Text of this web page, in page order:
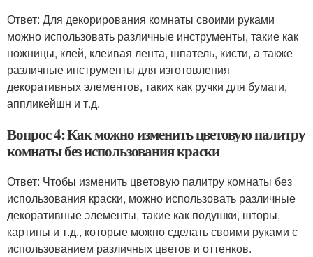
Ответ: Для декорирования комнаты своими руками
можно использовать различные инструменты, такие как
ножницы, клей, клеивая лента, шпатель, кисти, а также
различные инструменты для изготовления
декоративных элементов, таких как ручки для бумаги,
аппликейшн и т.д.
Вопрос 4: Как можно изменить цветовую палитру
комнаты без использования краски
Ответ: Чтобы изменить цветовую палитру комнаты без
использования краски, можно использовать различные
декоративные элементы, такие как подушки, шторы,
картины и т.д., которые можно сделать своими руками с
использованием различных цветов и оттенков.